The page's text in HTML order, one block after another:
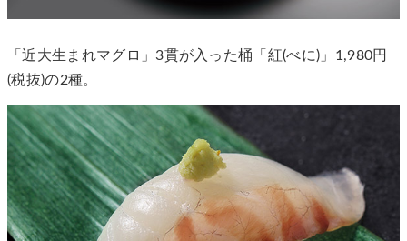
「近大生まれマグロ」3貫が入った桶「紅(べに)」1,980円
(税抜)の2種。